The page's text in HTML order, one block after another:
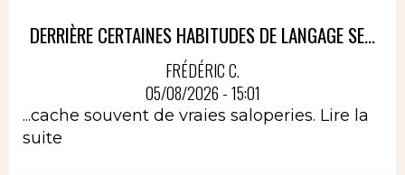
DERRIÈRE CERTAINES HABITUDES DE LANGAGE SE...
FRÉDÉRIC C.
05/08/2026 - 15:01
...cache souvent de vraies saloperies. Lire la
suite